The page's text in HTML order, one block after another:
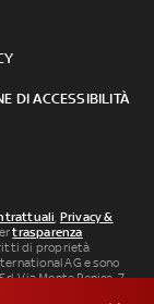
DI ACCESSIBILITÀ
, Privacy &
trasparenza
di proprietà
AG e sono
Via Monte Penice, 7 -
e SkySport: ISSN